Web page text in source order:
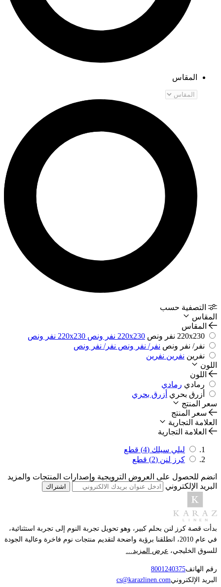
المقاس
التصفية حسب
المقاس
المقاس
220x230 نفر ونص
220x230 نفر ونص
220x230 نفر ونص
نفر/ نفر ونص نفر/ نفر ونص نفر/ نفر ونص
نفرين نفرين نفرين
اللون
اللون
رمادي رمادي
أزرق بحري أزرق بحري
سعر المنتج
سعر المنتج
العلامة التجارية
العلامة التجارية
ليلي سيلك (4)
قطع
كرز لنن (2) قطع
انضم للحصول على العروض الترويجية وإصدارات المنتجات والمزيد
البريد الإلكتروني
اشتراك
بدأت قصة كرز لنن بحلم كبير، وهو تحويل تجربة النوم إلى تجربة استثنائية،
في عام 2010، انطلقنا برؤية واضحة لتقديم منتجات نوم فاخرة وعالية الجودة
للسوق الخليجي، عرض المزيد…
رقم الهاتف8001240375
البريد الإلكترونيcs@karazlinen.com